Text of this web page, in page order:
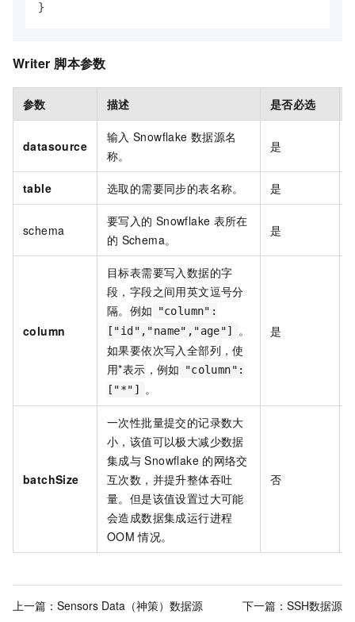
}
Writer 脚本参数
参数 描述 是否必选
datasource
输入 Snowflake 数据源名
称。
是
table 选取的需要同步的表名称。 是
schema
要写入的 Snowflake 表所在
的 Schema。
是
column
目标表需要写入数据的字
段，字段之间用英文逗号分
隔。例如
"column":
["id","name","age"]
。
如果要依次写入全部列，使
用*表示，例如
"column":
["*"]
。
是
batchSize
一次性批量提交的记录数大
小，该值可以极大减少数据
集成与 Snowflake 的网络交
互次数，并提升整体吞吐
量。但是该值设置过大可能
会造成数据集成运行进程
OOM 情况。
否
上一篇： Sensors Data（神策）数据源 下一篇： SSH数据源